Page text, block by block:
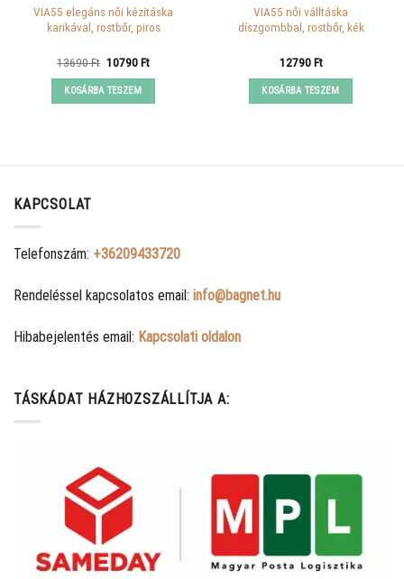
VIA55 elegáns női kézitáska
karikával, rostbőr, piros
13690Ft Original
was:
13690 Ft.
10790FtCurrent
KOSÁRBA TESZEM
VIA55 női válltáska
díszgombbal, rostbőr, kék
12790Ft
KOSÁRBA TESZEM
KAPCSOLAT
Telefonszám: +36209433720
Rendeléssel kapcsolatos email: info@bagnet.hu
Hibabejelentés email: Kapcsolati oldalon
TÁSKÁDAT HÁZHOZSZÁLLÍTJA A: